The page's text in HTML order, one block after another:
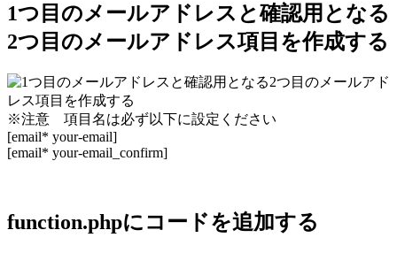
1つ目のメールアドレスと確認用となる
2つ目のメールアドレス項目を作成する
※注意 項目名は必ず以下に設定ください
[email* your-email]
[email* your-email_confirm]
function.phpにコードを追加する